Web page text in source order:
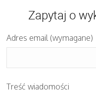
Zapytaj o
Adres email (wymagane)
Treść wiadomości